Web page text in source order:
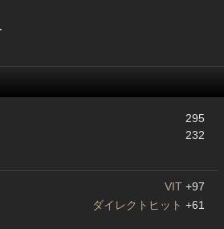
295
232
VIT +97
ダイレクトヒット +61